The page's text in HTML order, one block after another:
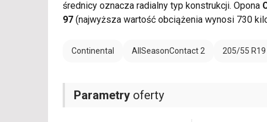
średnicy oznacza radialny typ konstrukcji. Opona
97 (najwyższa wartość obciążenia wynosi 730
Continental AllSeasonContact 2 205/55 R19
Parametry oferty